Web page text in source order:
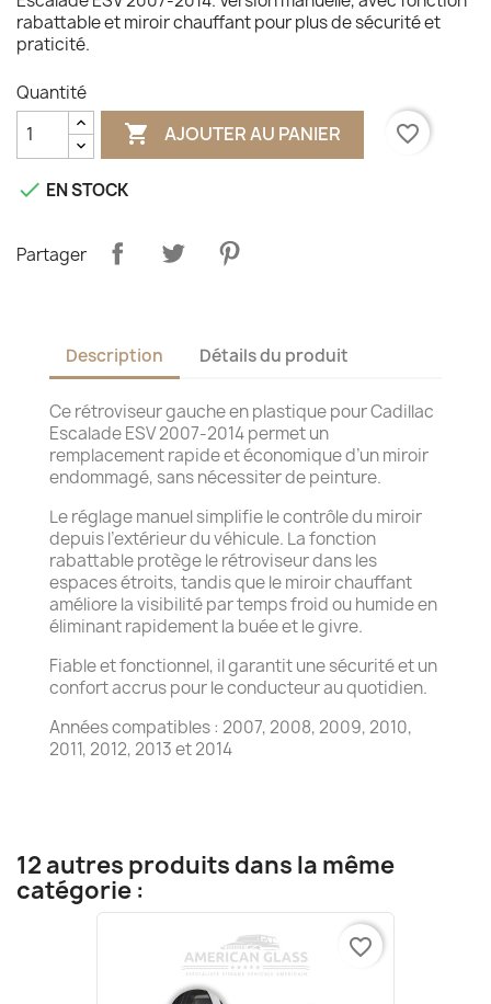
rabattable et miroir chauffant pour plus de sécurité et
praticité.
Quantité
 AJOUTER AU PANIER favorite_border
 EN STOCK
Partager
Description Détails du produit
Ce rétroviseur gauche en plastique pour Cadillac
Escalade ESV 2007-2014 permet un
remplacement rapide et économique d’un miroir
endommagé, sans nécessiter de peinture.
Le réglage manuel simplifie le contrôle du miroir
depuis l’extérieur du véhicule. La fonction
rabattable protège le rétroviseur dans les
espaces étroits, tandis que le miroir chauffant
améliore la visibilité par temps froid ou humide en
éliminant rapidement la buée et le givre.
Fiable et fonctionnel, il garantit une sécurité et un
confort accrus pour le conducteur au quotidien.
Années compatibles : 2007, 2008, 2009, 2010,
2011, 2012, 2013 et 2014
12 autres produits dans la même
catégorie :
favorite_border